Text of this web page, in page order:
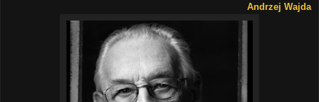
Andrzej Wajda